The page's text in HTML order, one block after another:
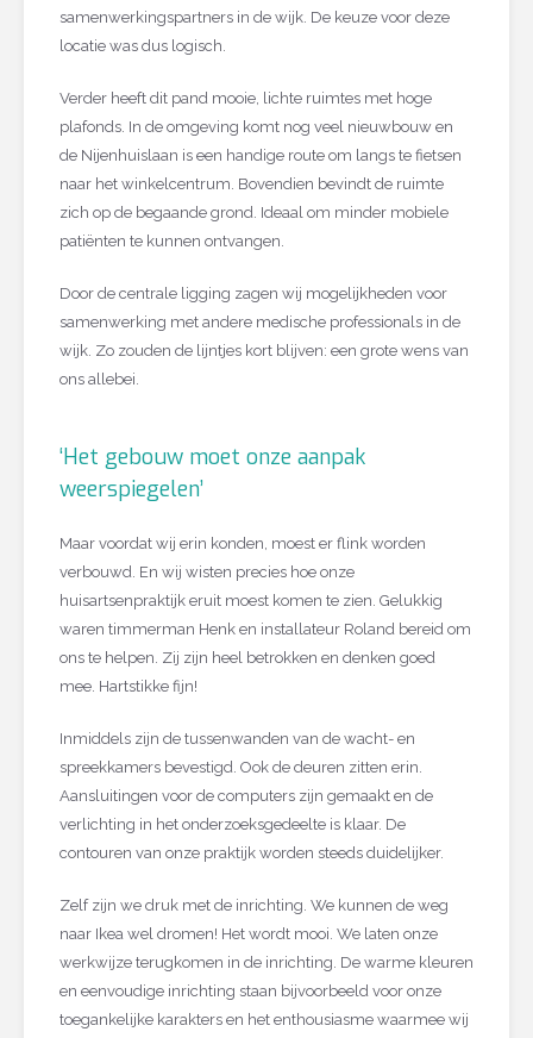
samenwerkingspartners in de wijk. De keuze voor deze
locatie was dus logisch.
Verder heeft dit pand mooie, lichte ruimtes met hoge
plafonds. In de omgeving komt nog veel nieuwbouw en
de Nijenhuislaan is een handige route om langs te fietsen
naar het winkelcentrum. Bovendien bevindt de ruimte
zich op de begaande grond. Ideaal om minder mobiele
patiënten te kunnen ontvangen.
Door de centrale ligging zagen wij mogelijkheden voor
samenwerking met andere medische professionals in de
wijk. Zo zouden de lijntjes kort blijven: een grote wens van
ons allebei.
‘Het gebouw moet onze aanpak
weerspiegelen’
Maar voordat wij erin konden, moest er flink worden
verbouwd. En wij wisten precies hoe onze
huisartsenpraktijk eruit moest komen te zien. Gelukkig
waren timmerman Henk en installateur Roland bereid om
ons te helpen. Zij zijn heel betrokken en denken goed
mee. Hartstikke fijn!
Inmiddels zijn de tussenwanden van de wacht- en
spreekkamers bevestigd. Ook de deuren zitten erin.
Aansluitingen voor de computers zijn gemaakt en de
verlichting in het onderzoeksgedeelte is klaar. De
contouren van onze praktijk worden steeds duidelijker.
Zelf zijn we druk met de inrichting. We kunnen de weg
naar Ikea wel dromen! Het wordt mooi. We laten onze
werkwijze terugkomen in de inrichting. De warme kleuren
en eenvoudige inrichting staan bijvoorbeeld voor onze
toegankelijke karakters en het enthousiasme waarmee wij